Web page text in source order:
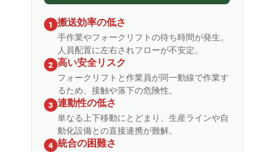
1 搬送効率の低さ
手作業やフォークリフトの待ち時間が発生。
人員配置に左右されフローが不安定。
2 高い安全リスク
フォークリフトと作業員が同一動線で作業す
るため、接触や落下の危険性。
3 連動性の低さ
単なる上下移動にとどまり、生産ラインや自
動化設備との直接連携が難解。
4 統合の困難さ